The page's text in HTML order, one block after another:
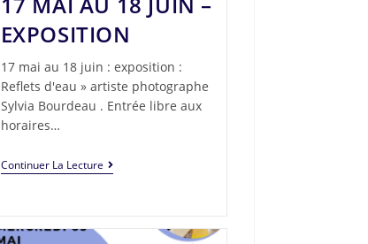
EXPOSITION
17 mai au 18 juin : exposition :
Reflets d'eau » artiste photographe
Sylvia Bourdeau . Entrée libre aux
horaires…
Continuer La Lecture